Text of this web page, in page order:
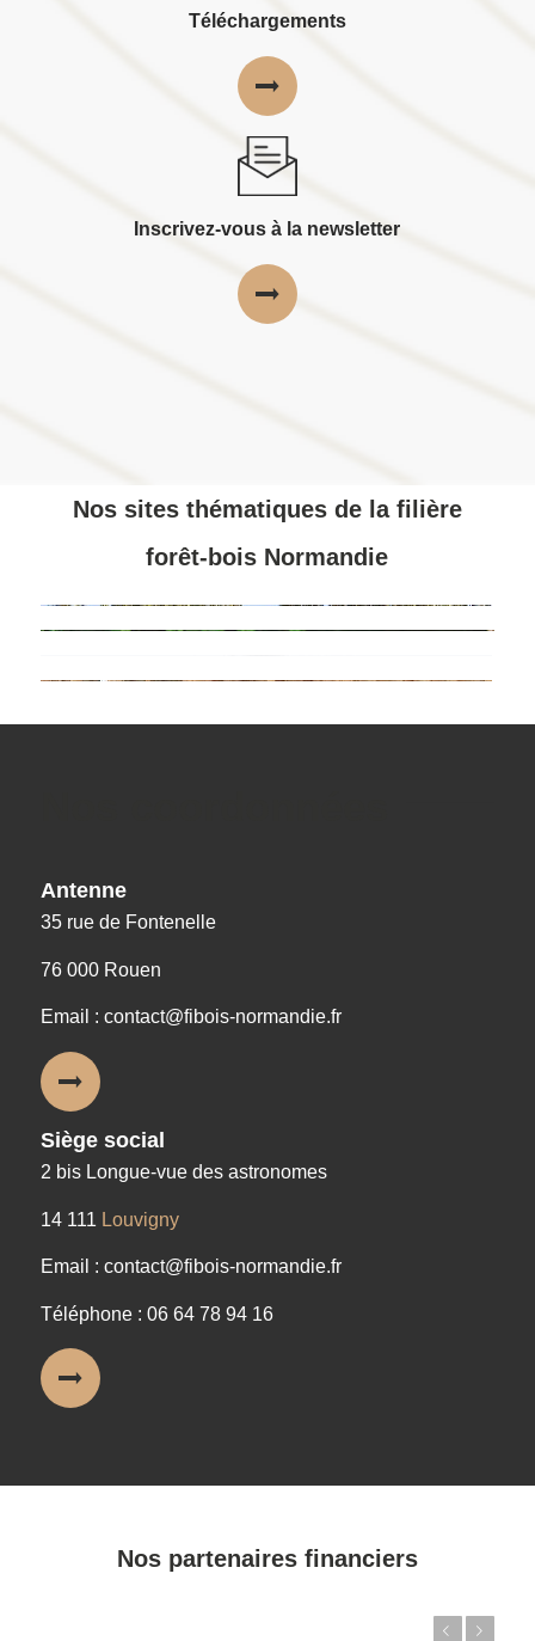
Téléchargements
Inscrivez-vous à la newsletter
Nos sites thématiques de la filière
forêt-bois Normandie
Antenne
35 rue de Fontenelle
76 000 Rouen
Email : contact@fibois-normandie.fr
Siège social
2 bis Longue-vue des astronomes
14 111 Louvigny
Email : contact@fibois-normandie.fr
Téléphone : 06 64 78 94 16
Nos partenaires financiers